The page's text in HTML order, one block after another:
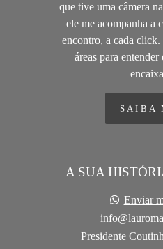
que tive uma câmera
ele me acompanha a
encontro, a cada
áreas para
SAIBA
A SUA
Enviar
Presidente